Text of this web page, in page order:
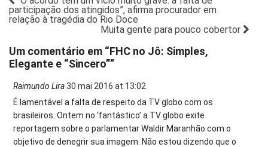
participação dos atingidos”, afirma procurador em
relação à tragédia do Rio Doce
Muita gente para pouco cobertor
Um comentário em “FHC no Jô: Simples,
Elegante e “Sincero””
Raimundo Lira30 mai 2016 at 13:02
É lamentável a falta de respeito da TV globo com os
brasileiros. Ontem no ‘fantástico’ a TV globo exite
reportagem sobre o parlamentar Waldir Maranhão com o
objetivo de denegrir sua imagem. Não estou dizendo que o